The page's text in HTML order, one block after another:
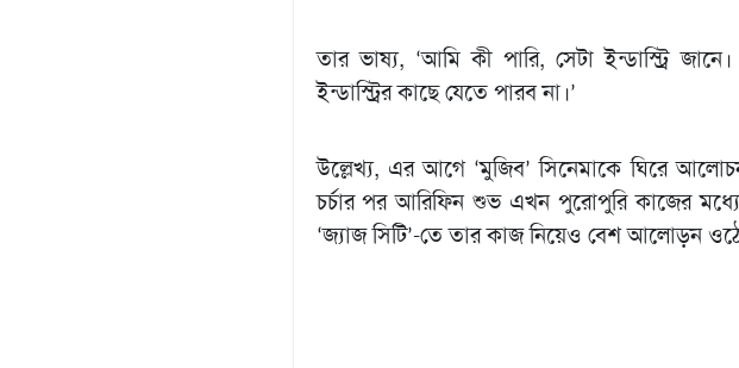
তার ভাষ্য, ‘আমি কী পারি, সেটা ইন্ডাস্ট্রি
ইন্ডাস্ট্রির কাছে যেতে পারব না।’
উল্লেখ্য, এর আগে ‘মুজিব’ সিনেমাকে ঘিরে
চর্চার পর আরিফিন শুভ এখন পুরোপুরি কাজের
‘জ্যাজ সিটি’-তে তার কাজ নিয়েও বেশ আলোড়ন